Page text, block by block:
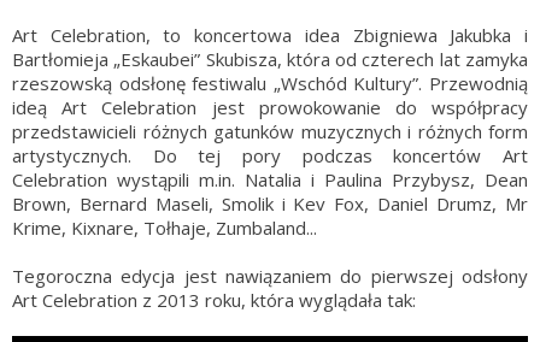
Art Celebration, to koncertowa idea Zbigniewa Jakubka i
Bartłomieja „Eskaubei” Skubisza, która od czterech lat zamyka
rzeszowską odsłonę festiwalu „Wschód Kultury”. Przewodnią
ideą Art Celebration jest prowokowanie do współpracy
przedstawicieli różnych gatunków muzycznych i różnych form
artystycznych. Do tej pory podczas koncertów Art
Celebration wystąpili m.in. Natalia i Paulina Przybysz, Dean
Brown, Bernard Maseli, Smolik i Kev Fox, Daniel Drumz, Mr
Krime, Kixnare, Tołhaje, Zumbaland...
Tegoroczna edycja jest nawiązaniem do pierwszej odsłony
Art Celebration z 2013 roku, która wyglądała tak: